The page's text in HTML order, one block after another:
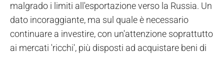
malgrado i limiti all'esportazione verso la Russia. Un
dato incoraggiante, ma sul quale è necessario
continuare a investire, con un'attenzione soprattutto
ai mercati 'ricchi', più disposti ad acquistare beni di